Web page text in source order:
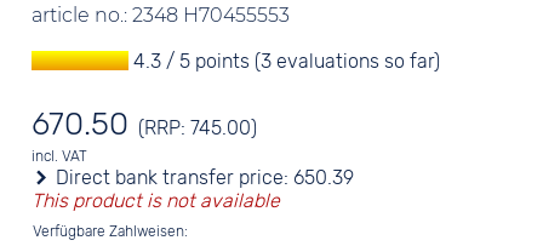
article no.: 2348 H70455553
4.3 / 5 points (3 evaluations so far)
670.50 (RRP: 745.00)
incl. VAT
Direct bank transfer price: 650.39
This product is not available
Verfügbare Zahlweisen: